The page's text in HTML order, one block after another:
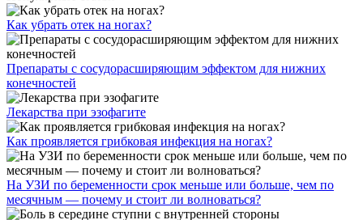
Как убрать отек на ногах?
Препараты с сосудорасширяющим эффектом для нижних
конечностей
Лекарства при эзофагите
Как проявляется грибковая инфекция на ногах?
На УЗИ по беременности срок меньше или больше, чем по
месячным — почему и стоит ли волноваться?